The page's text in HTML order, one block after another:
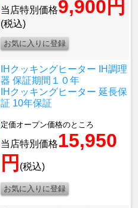
当店特別価格9,900円
(税込)
IHクッキングヒーター IH調理
器 保証期間１０年
IHクッキングヒーター 延長保
証 10年保証
定価オープン価格のところ
当店特別価格15,950
円 (税込)